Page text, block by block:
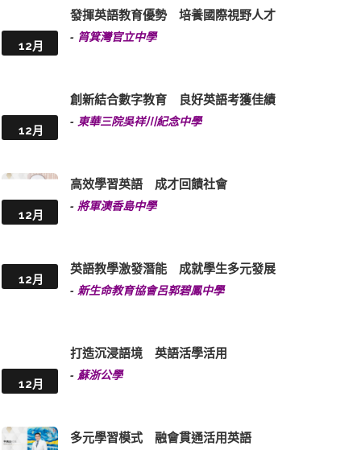
12月
發揮英語教育優勢 培養國際視野人才
- 筲箕灣官立中學
12月
創新結合數字教育 良好英語考獲佳績
- 東華三院吳祥川紀念中學
12月
高效學習英語 成才回饋社會
- 將軍澳香島中學
12月
英語教學激發潛能 成就學生多元發展
- 新生命教育協會呂郭碧鳳中學
12月
打造沉浸語境 英語活學活用
- 蘇浙公學
多元學習模式 融會貫通活用英語